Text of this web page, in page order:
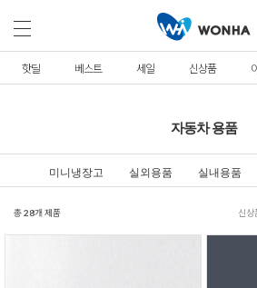
핫딜 베스트 세일 신상품
자동차 용품
미니냉장고 실외용품 실내용품
총28개 제품 신상